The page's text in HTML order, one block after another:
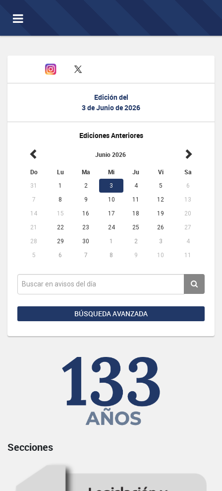
Toggle
navigation
Edición del
3 de Junio de 2026
Ediciones Anteriores
Junio 2026
Do Lu Ma Mi Ju Vi Sa
31 1 2 3 4 5
6
7
8 9 10 11 12
13
14
15 16 17 18 19
20
21
22 23 24 25 26
27
28
29 30 1 2 3
4
5
6 7 8 9 10 11
BÚSQUEDA AVANZADA
Secciones